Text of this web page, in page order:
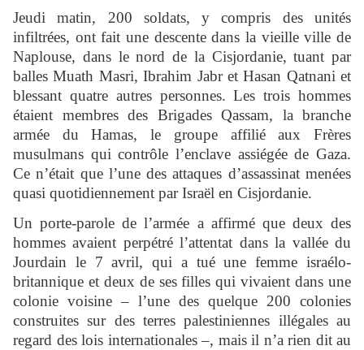
Jeudi matin, 200 soldats, y compris des unités
infiltrées, ont fait une descente dans la vieille ville de
Naplouse, dans le nord de la Cisjordanie, tuant par
balles Muath Masri, Ibrahim Jabr et Hasan Qatnani et
blessant quatre autres personnes. Les trois hommes
étaient membres des Brigades Qassam, la branche
armée du Hamas, le groupe affilié aux Frères
musulmans qui contrôle l’enclave assiégée de Gaza.
Ce n’était que l’une des attaques d’assassinat menées
quasi quotidiennement par Israël en Cisjordanie.
Un porte-parole de l’armée a affirmé que deux des
hommes avaient perpétré l’attentat dans la vallée du
Jourdain le 7 avril, qui a tué une femme israélo-
britannique et deux de ses filles qui vivaient dans une
colonie voisine – l’une des quelque 200 colonies
construites sur des terres palestiniennes illégales au
regard des lois internationales –, mais il n’a rien dit au